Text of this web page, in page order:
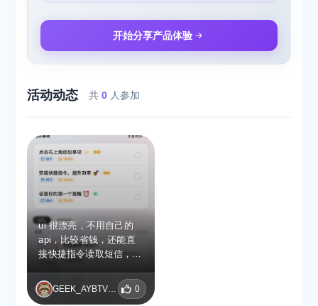
开始分享产品体验
活动动态 共0 人参加
ui 很漂亮，不用自己的
api，比较省钱，还能直
接快捷指令读取短信，很
GEEK_AYBTVJRW 0